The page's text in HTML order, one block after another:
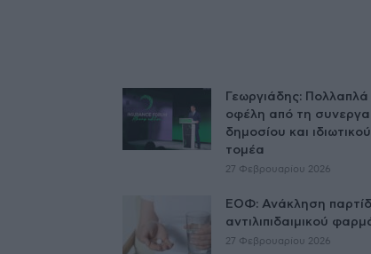
Γεωργιάδης: Πολλαπλά
οφέλη από τη
δημοσίου και ιδιωτικού
τομέα
27 Φεβρουαρίου 2026
ΕΟΦ: Ανάκληση
αντιλιπιδαιμικού
27 Φεβρουαρίου 2026